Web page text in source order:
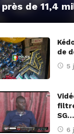
près de 11,4
de
5
SG…
6